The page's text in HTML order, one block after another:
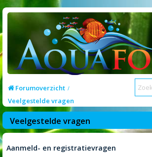
Forumoverzicht
Veelgestelde vragen
Veelgestelde vragen
Aanmeld- en registratievragen